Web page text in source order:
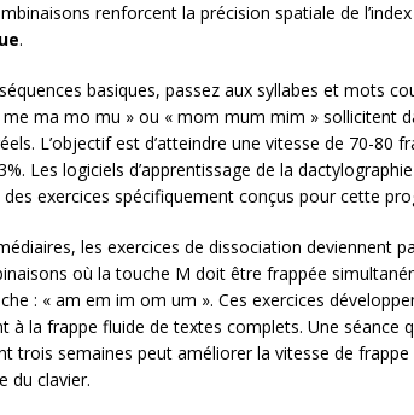
renforcent la précision spatiale de
.
basiques, passez aux syllabes et mots
ma mo mu » ou « mom mum mim » sollicitent
L’objectif est d’atteindre une vitesse de 70-80
Les logiciels d’apprentissage de la
exercices spécifiquement conçus pour cette
les exercices de dissociation deviennent
où la touche M doit être frappée
: « am em im om um ». Ces exercices
à la frappe fluide de textes complets. Une séance
trois semaines peut améliorer la vitesse de
du clavier.